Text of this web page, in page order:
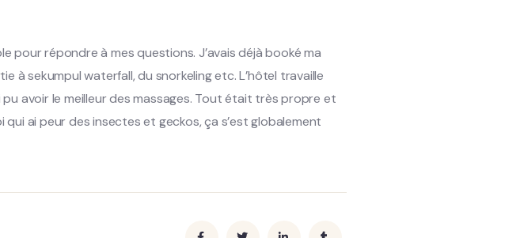
pour répondre à mes questions. J’avais déjà booké ma
à sekumpul waterfall, du snorkeling etc. L’hôtel travaille
pu avoir le meilleur des massages. Tout était très propre et
ai peur des insectes et geckos, ça s’est globalement